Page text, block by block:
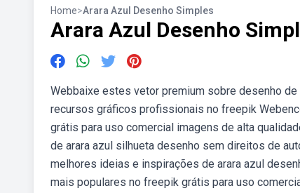
Home>Arara Azul Desenho Simples
Arara Azul Desenho
Webbaixe estes vetor premium sobre desenho
recursos gráficos profissionais no freepik
grátis para uso comercial imagens de alta
de arara azul silhueta desenho sem direitos de
melhores ideias e inspirações de arara azul
mais populares no freepik grátis para uso